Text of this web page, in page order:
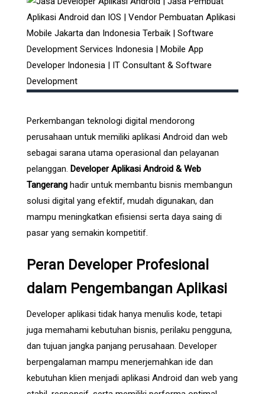
Perkembangan teknologi digital mendorong
perusahaan untuk memiliki aplikasi Android dan web
sebagai sarana utama operasional dan pelayanan
pelanggan. Developer Aplikasi Android & Web
Tangerang hadir untuk membantu bisnis membangun
solusi digital yang efektif, mudah digunakan, dan
mampu meningkatkan efisiensi serta daya saing di
pasar yang semakin kompetitif.
Peran Developer Profesional
dalam Pengembangan Aplikasi
Developer aplikasi tidak hanya menulis kode, tetapi
juga memahami kebutuhan bisnis, perilaku pengguna,
dan tujuan jangka panjang perusahaan. Developer
berpengalaman mampu menerjemahkan ide dan
kebutuhan klien menjadi aplikasi Android dan web yang